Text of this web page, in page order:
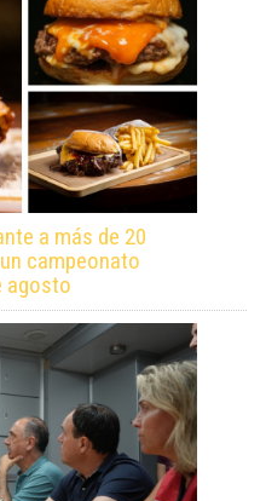
a más de 20
campeonato
agosto